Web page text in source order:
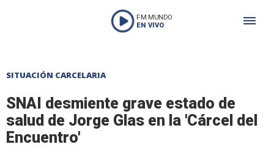
FM MUNDO
EN VIVO
SITUACIÓN CARCELARIA
SNAI desmiente grave estado de
salud de Jorge Glas en la 'Cárcel del
Encuentro'